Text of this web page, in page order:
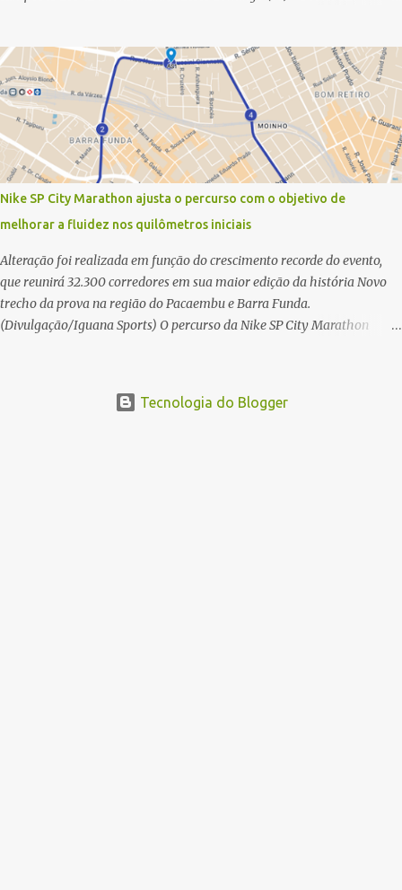
2025. Na manhã deste sábado (30) foram conhecidos os campeões dos
21 km do maior evento esportivo de Santa Catarina. A mineira Jessica
Ladeira e o queniano Wilson Mutua foram os vencedores da meia
maratona, ambos com a quebra de recorde da prova. Neste domingo
(31) será a vez da prova principal, os 42,195 km da maratona, além da
corrida de 5 KM. As largadas, na Avenida Beira-Mar Norte, em
Florianópolis, na altura do Trapiche, começam às 5h10. Entre as
maiores maratonas brasileiras deste ano, a Maratona Internacional de
Floripa Fibra 2025 reúne um total de 19.230 atletas. Além da meia
marat...
Nike SP City Marathon ajusta o percurso com o objetivo de
melhorar a fluidez nos quilômetros iniciais
Alteração foi realizada em função do crescimento recorde do evento,
que reunirá 32.300 corredores em sua maior edição da história Novo
trecho da prova na região do Pacaembu e Barra Funda.
(Divulgação/Iguana Sports) O percurso da Nike SP City Marathon
em função do crescimento do evento, que em 2026 reunirá 32.300
corredores, o maior número de participantes de sua história. Com
Tecnologia do Blogger